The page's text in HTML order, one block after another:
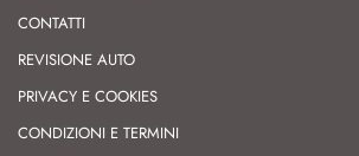
CONTATTI
REVISIONE AUTO
PRIVACY E COOKIES
CONDIZIONI E TERMINI